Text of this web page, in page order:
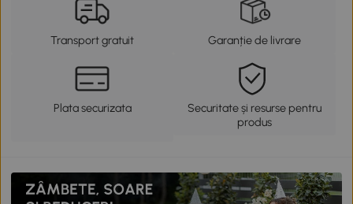
Transport gratuit Garanție de livrare
Plata securizata
Securitate și resurse pentru
produs